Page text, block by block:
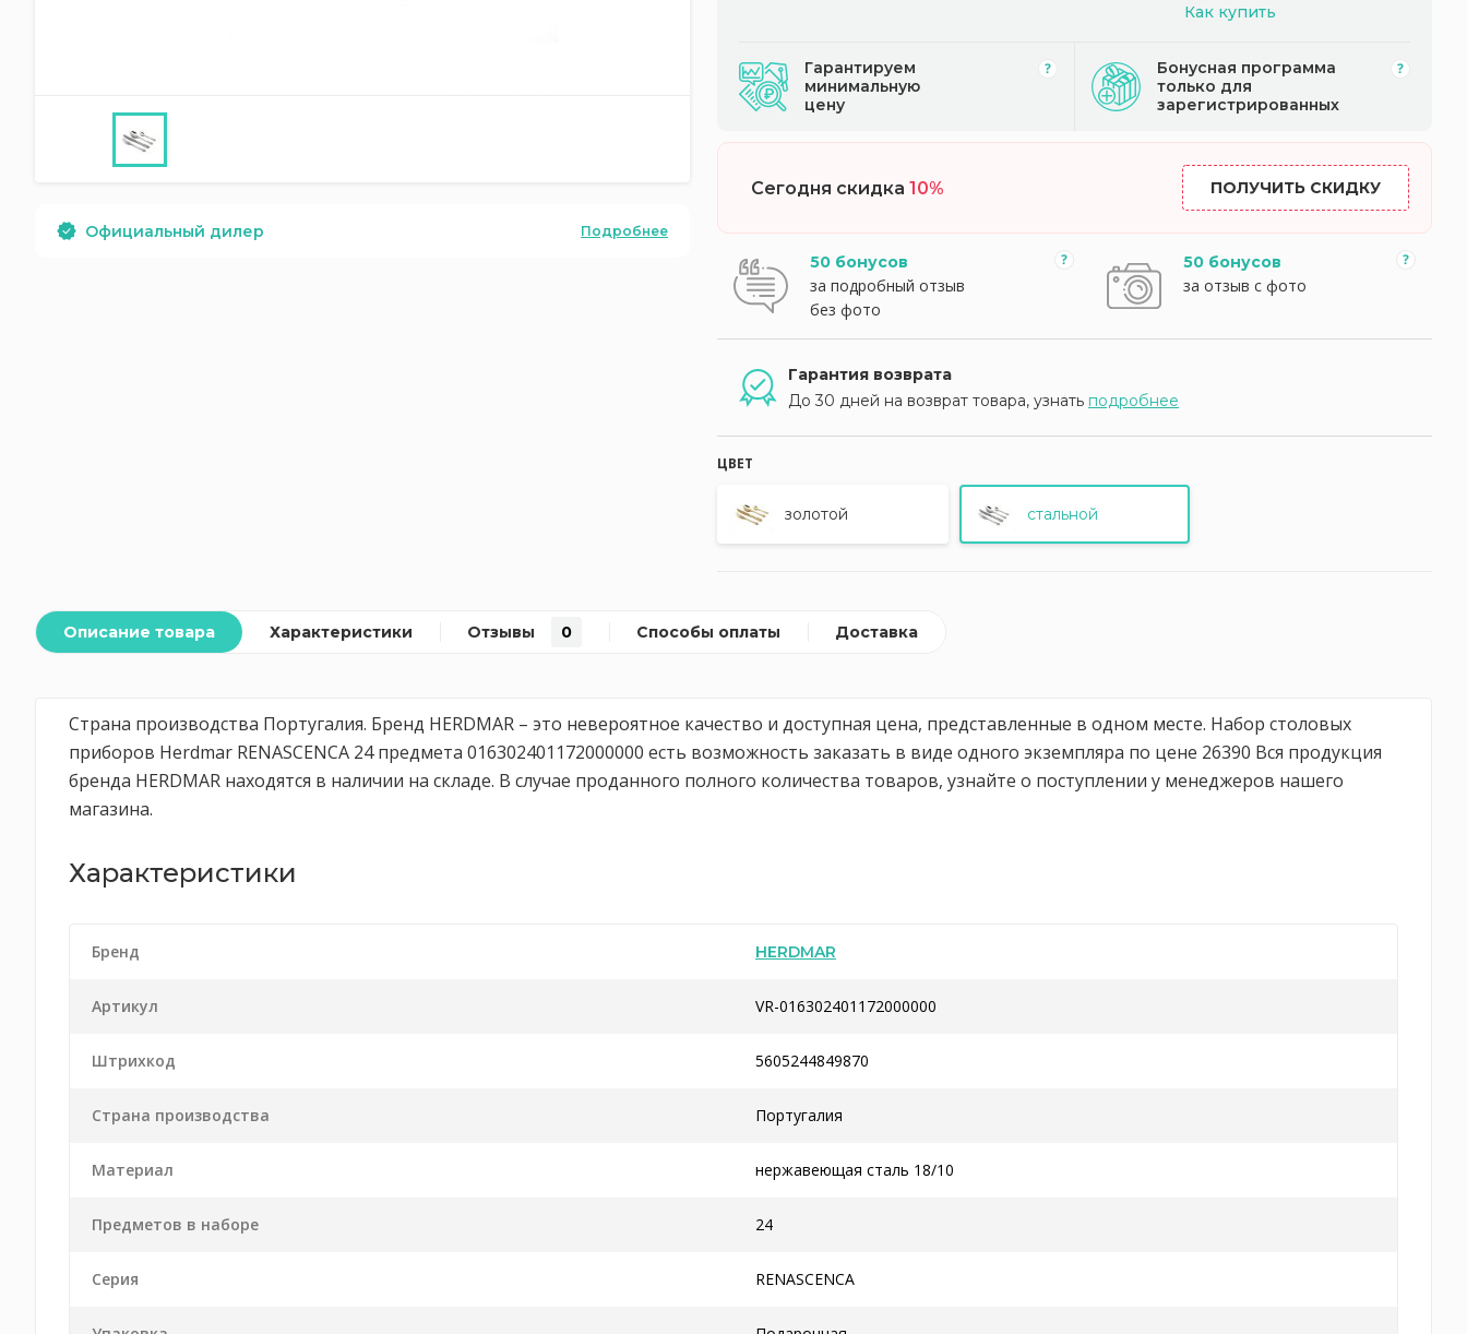
Официальный дилер Подробнее
Как купить
Гарантируем
минимальную
цену
Бонусная программа
только для
зарегистрированных
Сегодня скидка 10% ПОЛУЧИТЬ СКИДКУ
50 бонусов
за подробный отзыв
без фото
50 бонусов
за отзыв с фото
Гарантия возврата
До 30 дней на возврат товара, узнать подробнее
ЦВЕТ
золотой стальной
Описание товара Характеристики Отзывы 0 Способы оплаты Доставка
Страна производства Португалия. Бренд HERDMAR – это невероятное качество и доступная цена, представленные в одном месте. Набор столовых
приборов Herdmar RENASCENCA 24 предмета 016302401172000000 есть возможность заказать в виде одного экземпляра по цене 26390 Вся продукция
бренда HERDMAR находятся в наличии на складе. В случае проданного полного количества товаров, узнайте о поступлении у менеджеров нашего
магазина.
Характеристики
Бренд HERDMAR
Артикул VR-016302401172000000
Штрихкод 5605244849870
Страна производства Португалия
Материал нержавеющая сталь 18/10
Предметов в наборе 24
Серия RENASCENCA